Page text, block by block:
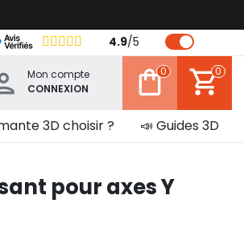
4.9/5
Mon compte
CONNEXION
0 0
3D choisir ? 📣 Guides 3D
pour axes Y